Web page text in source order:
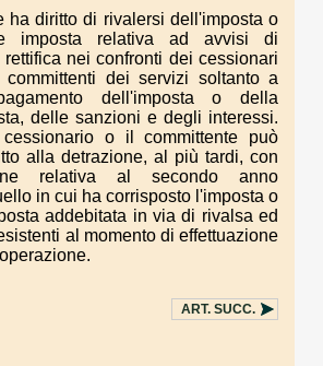
ha diritto di rivalersi dell'imposta o
imposta relativa ad avvisi di
nei confronti dei cessionari
dei servizi soltanto a
dell'imposta o della
delle sanzioni e degli interessi.
o il committente può
alla detrazione, al più tardi, con
relativa al secondo anno
in cui ha corrisposto l'imposta o
addebitata in via di rivalsa ed
al momento di effettuazione
ART. SUCC.